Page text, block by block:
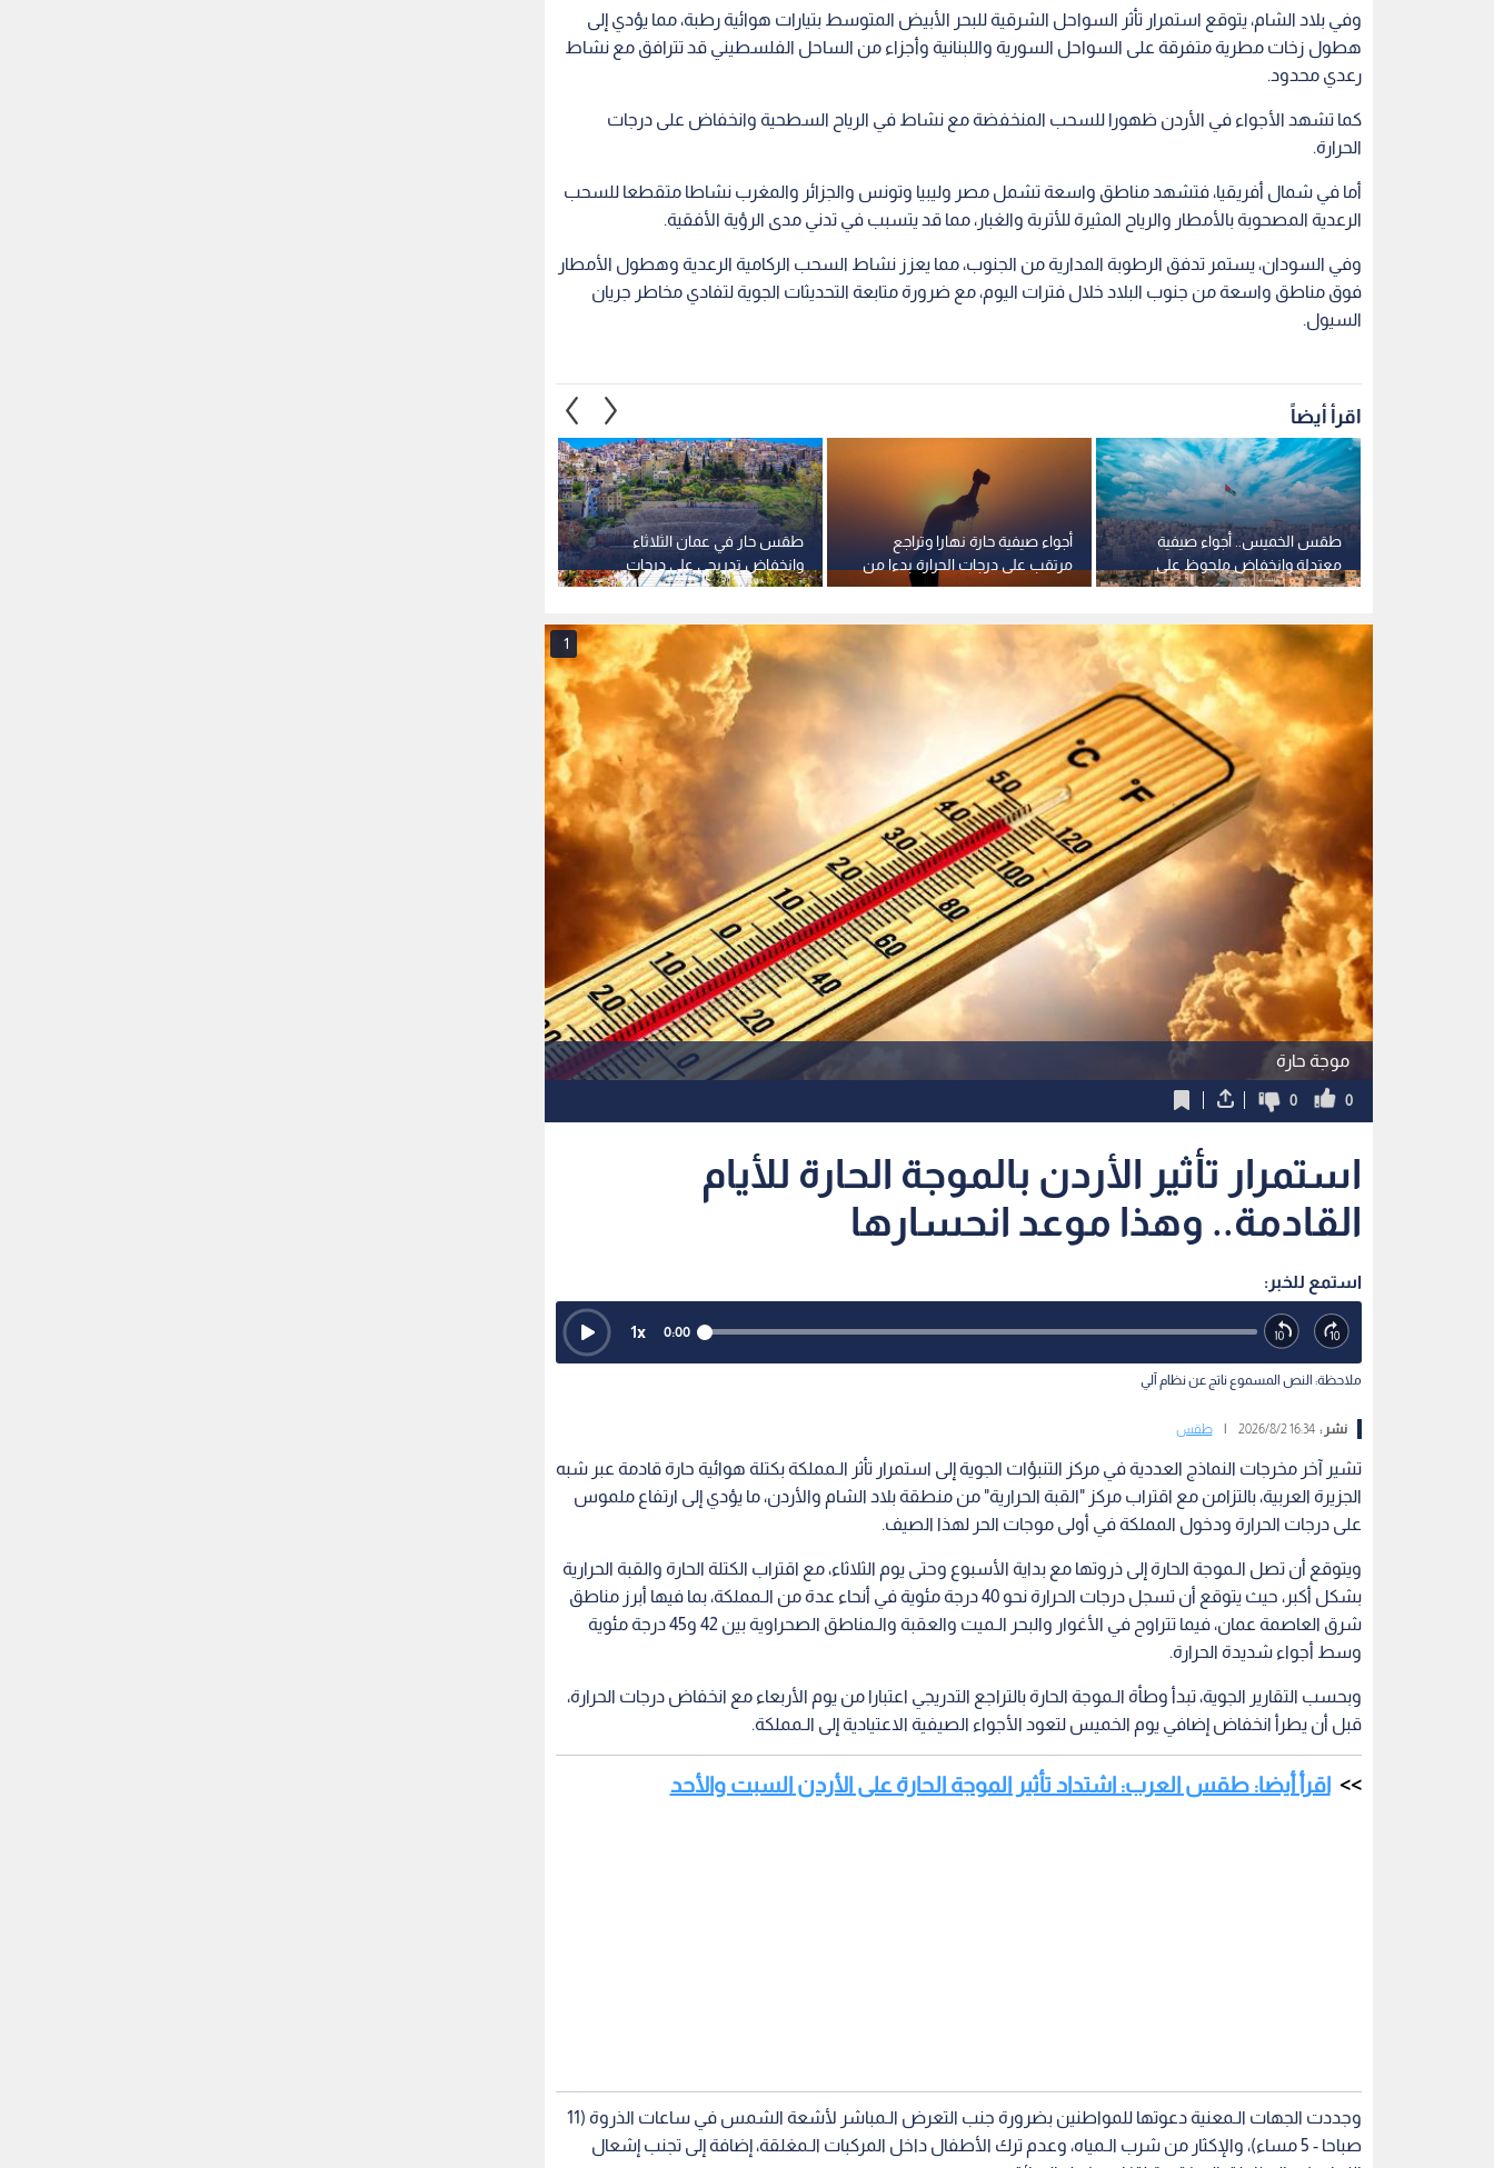
وفي بلاد الشام، يتوقع استمرار تأثر السواحل الشرقية للبحر الأبيض المتوسط بتيارات هوائية رطبة، مما يؤدي إلى
هطول زخات مطرية متفرقة على السواحل السورية واللبنانية وأجزاء من الساحل الفلسطيني قد تترافق مع نشاط
رعدي محدود.
كما تشهد الأجواء في الأردن ظهورا للسحب المنخفضة مع نشاط في الرياح السطحية وانخفاض على درجات
الحرارة.
أما في شمال أفريقيا، فتشهد مناطق واسعة تشمل مصر وليبيا وتونس والجزائر والمغرب نشاطا متقطعا للسحب
الرعدية المصحوبة بالأمطار والرياح المثيرة للأتربة والغبار، مما قد يتسبب في تدني مدى الرؤية الأفقية.
وفي السودان، يستمر تدفق الرطوبة المدارية من الجنوب، مما يعزز نشاط السحب الركامية الرعدية وهطول الأمطار
فوق مناطق واسعة من جنوب البلاد خلال فترات اليوم، مع ضرورة متابعة التحديثات الجوية لتفادي مخاطر جريان
السيول.
اقرأ أيضاً
طقس حار في عمان الثلاثاء
وانخفاض تدريجي على درجات
الحرارة نهاية الأسبوع
أجواء صيفية حارة نهارا وتراجع
مرتقب على درجات الحرارة بدءا من
الخميس
طقس الخميس.. أجواء صيفية
معتدلة وانخفاض ملحوظ على
درجات الحرارة في عمان
موجة حارة
1
0
0
استمرار تأثير الأردن بالموجة الحارة للأيام
القادمة.. وهذا موعد انحسارها
استمع للخبر:
0:00
1x
ملاحظة: النص المسموع ناتج عن نظام آلي
نشر :16:34 2026/8/2
| طقس
تشير آخر مخرجات النماذج العددية في مركز التنبؤات الجوية إلى استمرار تأثر الـمملكة بكتلة هوائية حارة قادمة عبر شبه
الجزيرة العربية، بالتزامن مع اقتراب مركز "القبة الحرارية" من منطقة بلاد الشام والأردن، ما يؤدي إلى ارتفاع ملموس
على درجات الحرارة ودخول المملكة في أولى موجات الحر لهذا الصيف.
ويتوقع أن تصل الـموجة الحارة إلى ذروتها مع بداية الأسبوع وحتى يوم الثلاثاء، مع اقتراب الكتلة الحارة والقبة الحرارية
بشكل أكبر، حيث يتوقع أن تسجل درجات الحرارة نحو 40 درجة مئوية في أنحاء عدة من الـمملكة، بما فيها أبرز مناطق
شرق العاصمة عمان، فيما تتراوح في الأغوار والبحر الـميت والعقبة والـمناطق الصحراوية بين 42 و45 درجة مئوية
وسط أجواء شديدة الحرارة.
وبحسب التقارير الجوية، تبدأ وطأة الـموجة الحارة بالتراجع التدريجي اعتبارا من يوم الأربعاء مع انخفاض درجات الحرارة،
قبل أن يطرأ انخفاض إضافي يوم الخميس لتعود الأجواء الصيفية الاعتيادية إلى الـمملكة.
اقرأ أيضا: طقس العرب: اشتداد تأثير الموجة الحارة على الأردن السبت والأحد
وجددت الجهات الـمعنية دعوتها للمواطنين بضرورة جنب التعرض الـمباشر لأشعة الشمس في ساعات الذروة (11
صباحا - 5 مساء)، والإكثار من شرب الـمياه، وعدم ترك الأطفال داخل المركبات الـمغلقة، إضافة إلى تجنب إشعال